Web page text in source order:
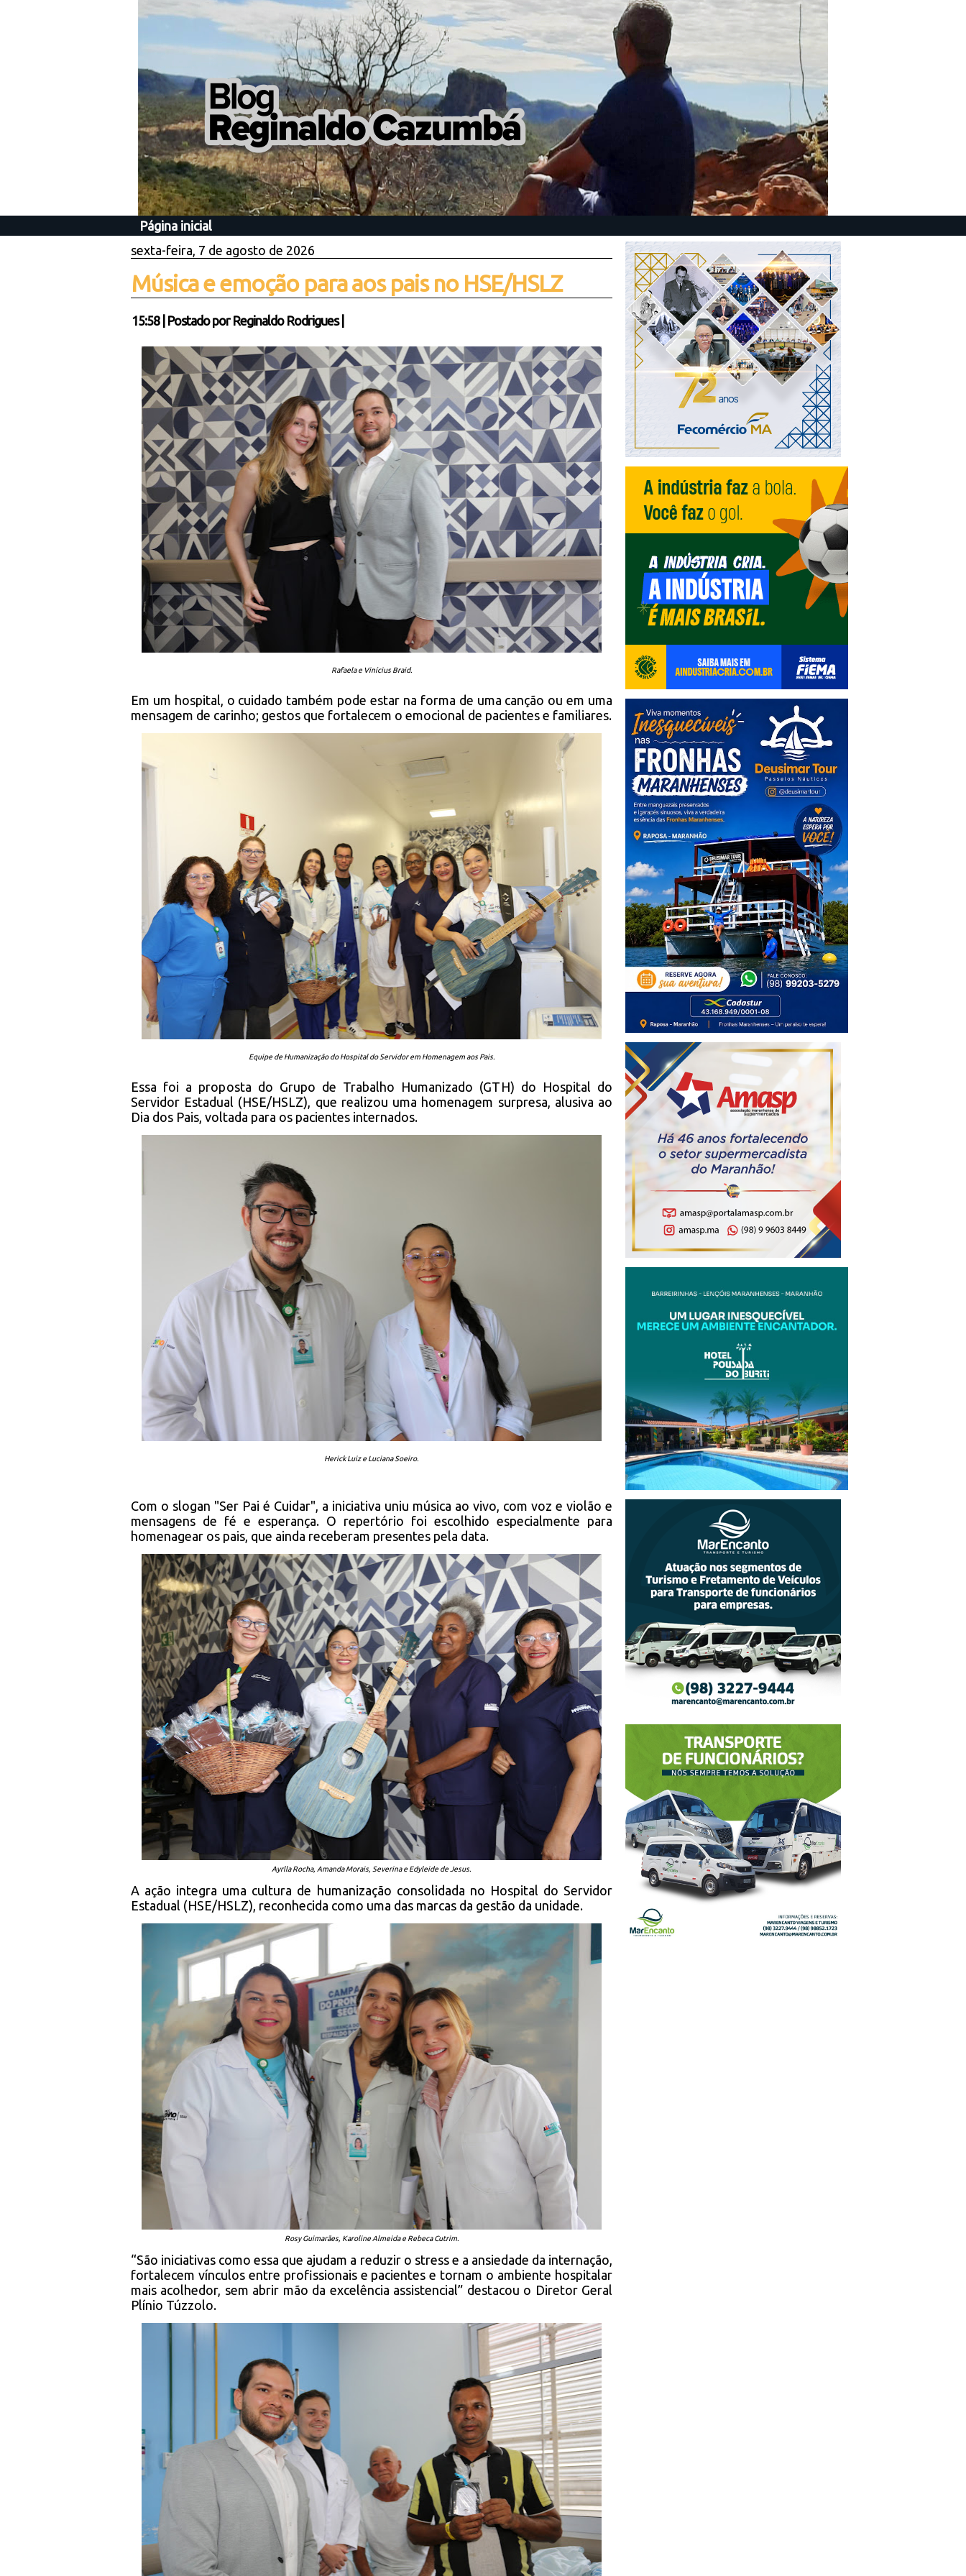
Página inicial
sexta-feira, 7 de agosto de 2026
Música e emoção para aos pais no HSE/HSLZ
15:58| Postado por Reginaldo Rodrigues
Rafaela e Vinícius Braid.
Em um hospital, o cuidado também pode estar na forma de uma canção ou em uma
mensagem de carinho; gestos que fortalecem o emocional de pacientes e familiares.
Equipe de Humanização do Hospital do Servidor em Homenagem aos Pais.
Essa foi a proposta do Grupo de Trabalho Humanizado (GTH) do Hospital do
Servidor Estadual (HSE/HSLZ), que realizou uma homenagem surpresa, alusiva ao
Dia dos Pais, voltada para os pacientes internados.
Herick Luiz e Luciana Soeiro.
Com o slogan "Ser Pai é Cuidar", a iniciativa uniu música ao vivo, com voz e violão e
mensagens de fé e esperança. O repertório foi escolhido especialmente para
homenagear os pais, que ainda receberam presentes pela data.
Ayrlla Rocha, Amanda Morais, Severina e Edyleide de Jesus.
A ação integra uma cultura de humanização consolidada no Hospital do Servidor
Estadual (HSE/HSLZ), reconhecida como uma das marcas da gestão da unidade.
Rosy Guimarães, Karoline Almeida e Rebeca Cutrim.
“São iniciativas como essa que ajudam a reduzir o stress e a ansiedade da internação,
fortalecem vínculos entre profissionais e pacientes e tornam o ambiente hospitalar
mais acolhedor, sem abrir mão da excelência assistencial” destacou o Diretor Geral
Plínio Túzzolo.